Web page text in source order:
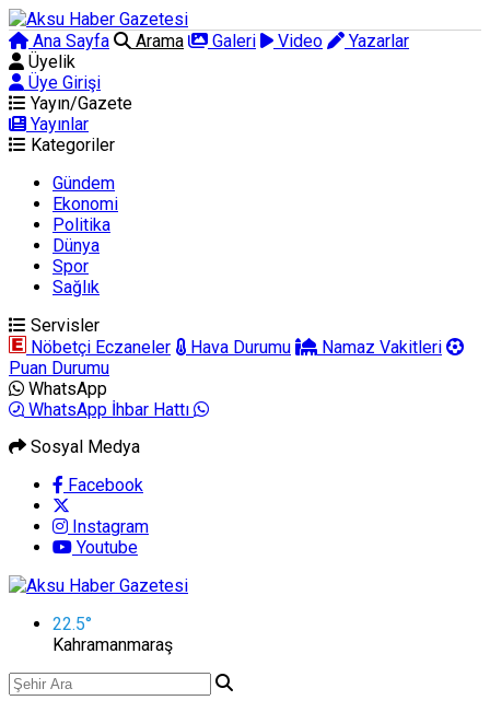
Ana Sayfa Arama Galeri Video
Yazarlar
Üyelik
Üye Girişi
Yayın/Gazete
Yayınlar
Kategoriler
Gündem
Ekonomi
Politika
Dünya
Spor
Sağlık
Servisler
Nöbetçi Eczaneler
Hava Durumu
Namaz Vakitleri
Puan Durumu
WhatsApp
WhatsApp İhbar Hattı
Sosyal Medya
Facebook
Instagram
Youtube
22.5°
Kahramanmaraş